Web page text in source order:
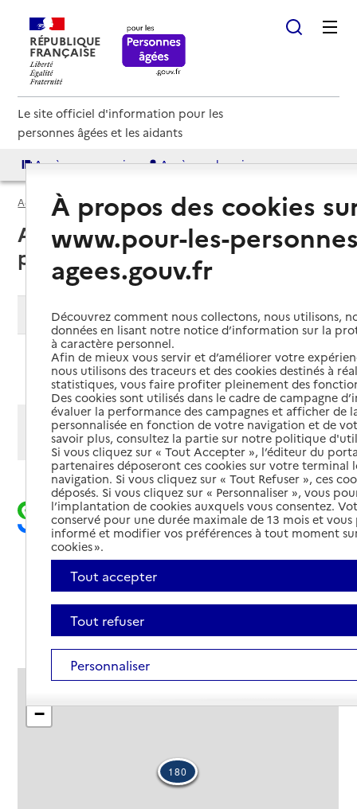
RÉPUBLIQUE
FRANÇAISE
Le site officiel d'information pour les
personnes âgées et les aidants
Accès aux annuaires Accès par besoin
Accueil Espace annuaire Soins palliatifs
Annuaire des services de soins
palliatifs
Modifier ma recherche
Ajouter cette recherche aux favoris
Afficher les résultats par:
Mode liste
Mode carte
À propos des cookies
www.pour-les-
agees.gouv.fr
Découvrez comment nous collectons, nous utilisons,
données en lisant notre notice d’information sur la
à caractère personnel.
Afin de mieux vous servir et d’améliorer votre
nous utilisons des traceurs et des cookies destinés à
statistiques, vous faire profiter pleinement des
Des cookies sont utilisés dans le cadre de campagne
évaluer la performance des campagnes et afficher de
personnalisée en fonction de votre navigation et de
savoir plus, consultez la partie sur notre politique
Si vous cliquez sur « Tout Accepter », l’éditeur du
partenaires déposeront ces cookies sur votre terminal
navigation. Si vous cliquez sur « Tout Refuser », ces
déposés. Si vous cliquez sur « Personnaliser », vous
l’implantation de cookies auxquels vous consentez.
conservé pour une durée maximale de 13 mois et
informé et modifier vos préférences à tout moment
cookies ».
Tout accepter
Tout refuser
Personnaliser